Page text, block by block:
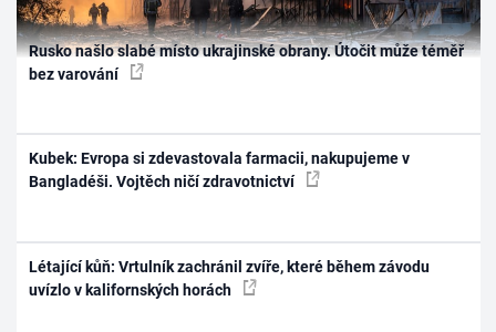
Rusko našlo slabé místo ukrajinské obrany. Útočit může téměř
bez varování
Kubek: Evropa si zdevastovala farmacii, nakupujeme v
Bangladéši. Vojtěch ničí zdravotnictví
Létající kůň: Vrtulník zachránil zvíře, které během závodu
uvízlo v kalifornských horách